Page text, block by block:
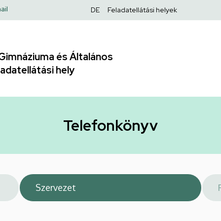
Felső
DE Feladatellátási helyek
és Általános
hely
Telefonkönyv